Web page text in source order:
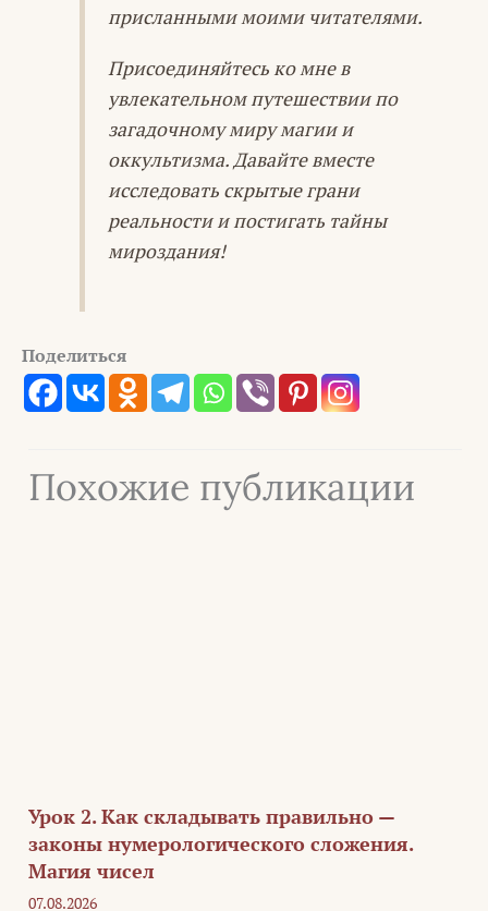
присланными моими читателями.
Присоединяйтесь ко мне в
увлекательном путешествии по
загадочному миру магии и
оккультизма. Давайте вместе
исследовать скрытые грани
реальности и постигать тайны
мироздания!
Поделиться
Похожие публикации
Урок 2. Как складывать правильно —
законы нумерологического сложения.
Магия чисел
07.08.2026